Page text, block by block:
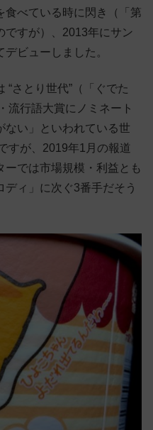
食べている時に閃き（「第
ですが）、2013年にサン
ビューしました。
さとり世代”（「ぐでた
流行語大賞にノミネート
ない」といわれている世
すが、2019年1月の報道
ーでは市場規模・利益とも
ィ」に次ぐ3番手だそう